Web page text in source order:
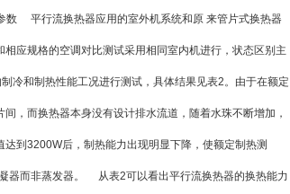
流换热器应用的室外机系统和原 来管片式换热器
规格的空调对比测试采用相同室内机进行，状态区别主
冷和制热性能工况进行测试，具体结果见表2。由于在额定
，而换热器本身没有设计排水流道，随着水珠不断增加，
到3200W后，制热能力出现明显下降，使额定制热测
器而非蒸发器。 从表2可以看出平行流换热器的换热能力